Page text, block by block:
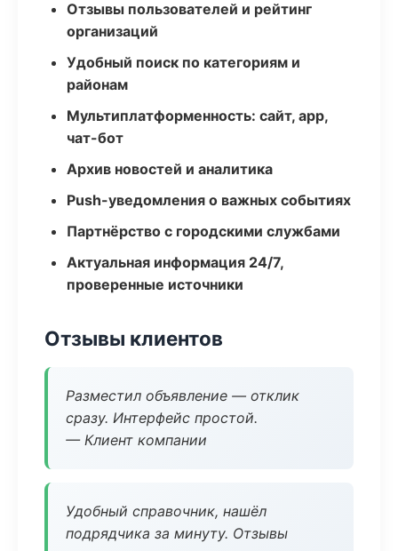
Отзывы пользователей и рейтинг
организаций
Удобный поиск по категориям и
районам
Мультиплатформенность: сайт, app,
чат-бот
Архив новостей и аналитика
Push-уведомления о важных событиях
Партнёрство с городскими службами
Актуальная информация 24/7,
проверенные источники
Отзывы клиентов
Разместил объявление — отклик
сразу. Интерфейс простой.
— Клиент компании
Удобный справочник, нашёл
подрядчика за минуту. Отзывы